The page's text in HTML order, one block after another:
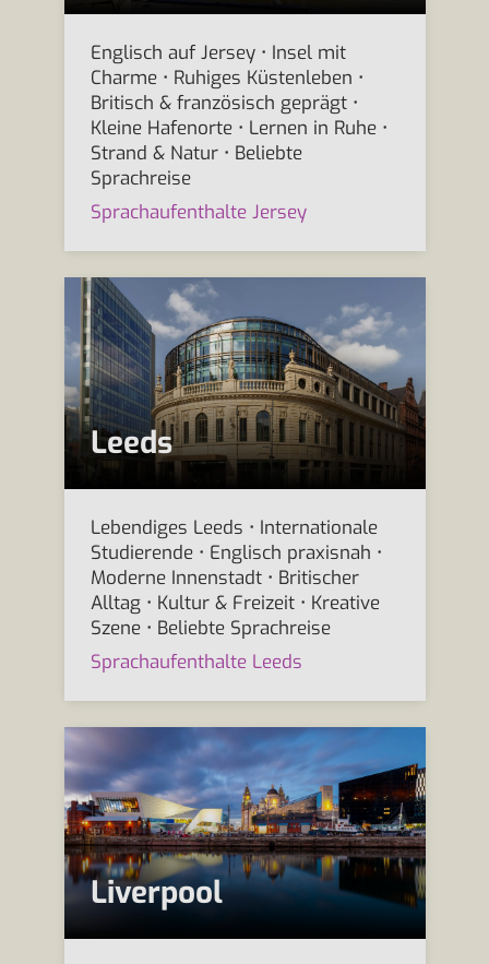
Englisch auf Jersey • Insel mit
Charme • Ruhiges Küstenleben •
Britisch & französisch geprägt •
Kleine Hafenorte • Lernen in Ruhe •
Strand & Natur • Beliebte
Sprachreise
Sprachaufenthalte Jersey
Leeds
Lebendiges Leeds • Internationale
Studierende • Englisch praxisnah •
Moderne Innenstadt • Britischer
Alltag • Kultur & Freizeit • Kreative
Szene • Beliebte Sprachreise
Sprachaufenthalte Leeds
Liverpool